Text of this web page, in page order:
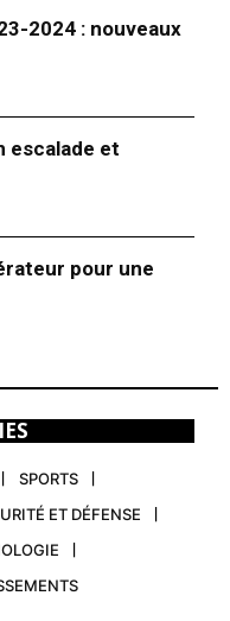
2024 : nouveaux
escalade et
pour une
SPORTS
ET DÉFENSE